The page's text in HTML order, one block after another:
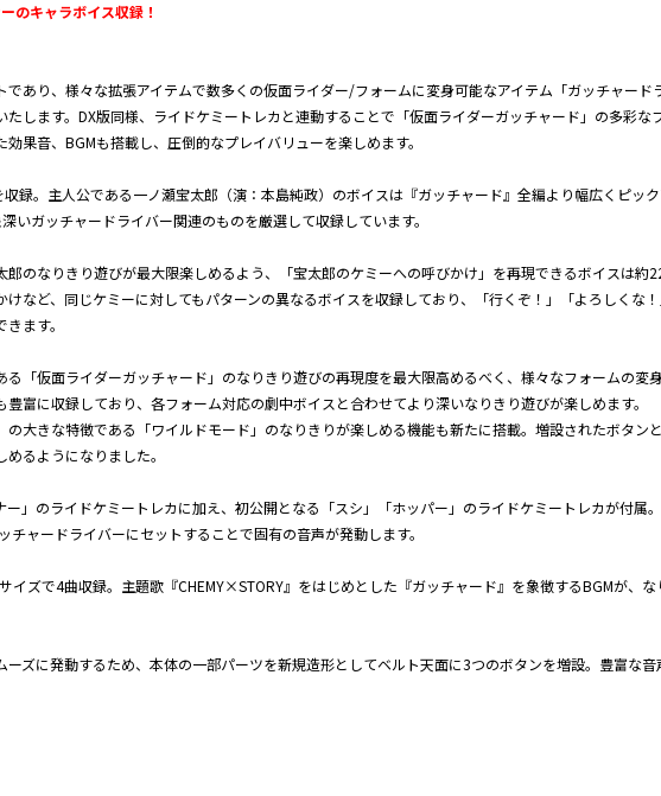
のキャラボイス収録！
であり、様々な拡張アイテムで数多くの仮面ライダー/フォームに変身可能なアイテム「ガッチャー
します。DX版同様、ライドケミートレカと連動することで「仮面ライダーガッチャード」の多彩な
果音、BGMも搭載し、圧倒的なプレイバリューを楽しめます。
録。主人公である一ノ瀬宝太郎（演：本島純政）のボイスは『ガッチャード』全編より幅広くピッ
いガッチャードライバー関連のものを厳選して収録しています。
のなりきり遊びが最大限楽しめるよう、「宝太郎のケミーへの呼びかけ」を再現できるボイスは約
など、同じケミーに対してもパターンの異なるボイスを収録しており、「行くぞ！」「よろしくな
ます。
「仮面ライダーガッチャード」のなりきり遊びの再現度を最大限高めるべく、様々なフォームの変
富に収録しており、各フォーム対応の劇中ボイスと合わせてより深いなりきり遊びが楽しめます。
大きな特徴である「ワイルドモード」のなりきりが楽しめる機能も新たに搭載。増設されたボタン
るようになりました。
」のライドケミートレカに加え、初公開となる「スシ」「ホッパー」のライドケミートレカが付属
ャードライバーにセットすることで固有の音声が発動します。
イズで4曲収録。主題歌『CHEMY×STORY』をはじめとした『ガッチャード』を象徴するBGMが、
ズに発動するため、本体の一部パーツを新規造形としてベルト天面に3つのボタンを増設。豊富な